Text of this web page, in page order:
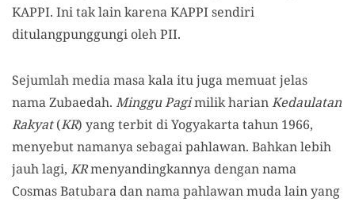
KAPPI. Ini tak lain karena KAPPI sendiri
ditulangpunggungi oleh PII.
Sejumlah media masa kala itu juga memuat jelas
nama Zubaedah. Minggu Pagimilik harianKedaulatan
Rakyat(KR) yang terbit di Yogyakarta tahun 1966,
menyebut namanya sebagai pahlawan. Bahkan lebih
jauh lagi, KRmenyandingkannya dengan nama
Cosmas Batubara dan nama pahlawan muda lain yang